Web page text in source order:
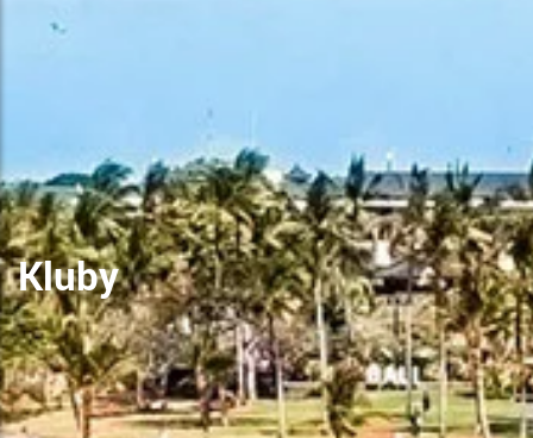
Kluby